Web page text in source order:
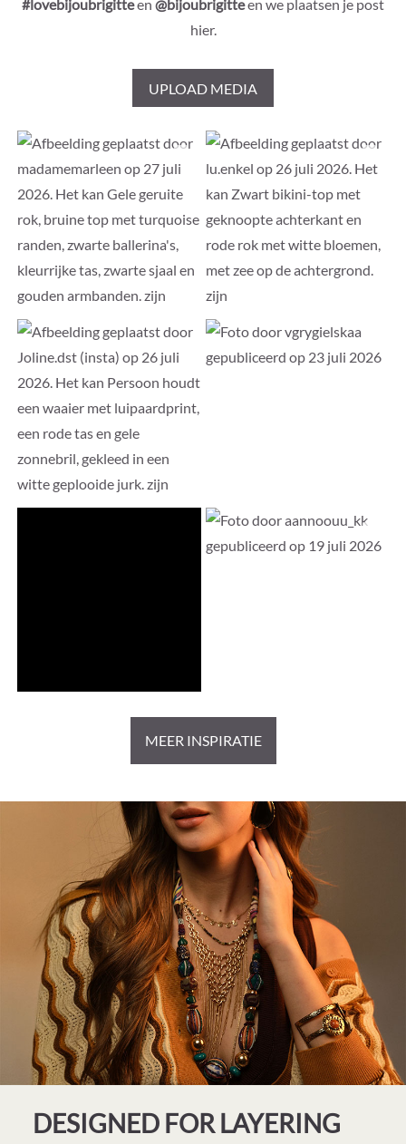
#lovebijoubrigitteen @bijoubrigitteen we plaatsen je post
hier.
UPLOAD MEDIA
MEER INSPIRATIE
DESIGNED FOR LAYERING